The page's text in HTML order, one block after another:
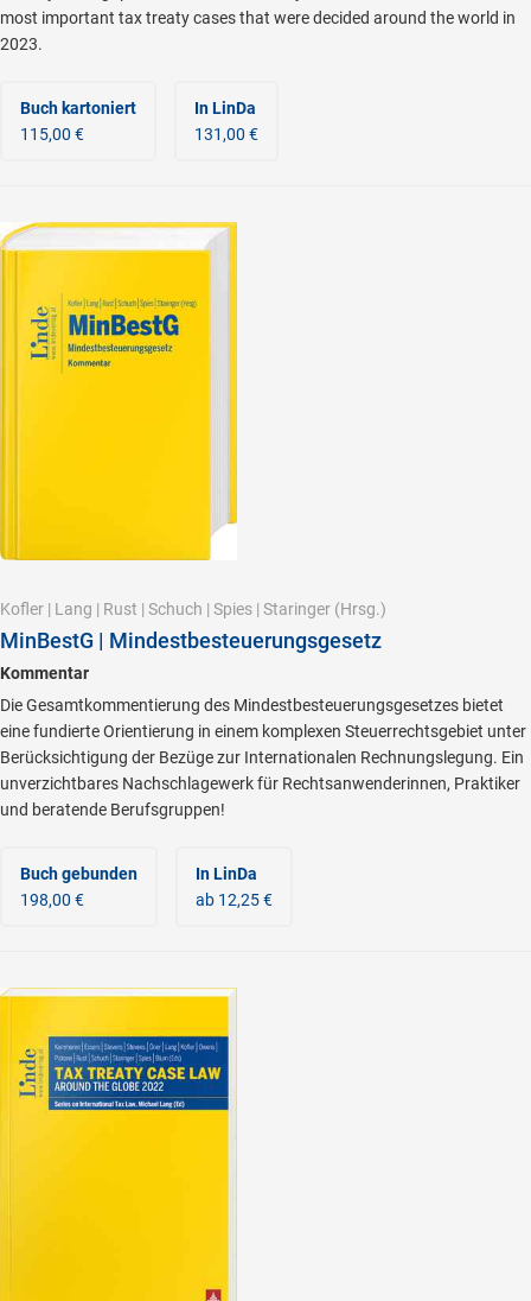
most important tax treaty cases that were decided around the world in
2023.
Buch kartoniert
115,00 €
In LinDa
131,00 €
Kofler | Lang | Rust | Schuch | Spies | Staringer (Hrsg.)
MinBestG | Mindestbesteuerungsgesetz
Kommentar
Die Gesamtkommentierung des Mindestbesteuerungsgesetzes bietet
eine fundierte Orientierung in einem komplexen Steuerrechtsgebiet unter
Berücksichtigung der Bezüge zur Internationalen Rechnungslegung. Ein
unverzichtbares Nachschlagewerk für Rechtsanwenderinnen, Praktiker
und beratende Berufsgruppen!
Buch gebunden
198,00 €
In LinDa
ab 12,25 €